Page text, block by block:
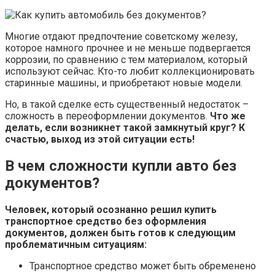
Многие отдают предпочтение советскому железу,
которое намного прочнее и не меньше подвергается
коррозии, по сравнению с тем материалом, который
используют сейчас. Кто-то любит коллекционировать
старинные машины, и приобретают новые модели.
Но, в такой сделке есть существенный недостаток –
сложность в переоформлении документов. Что же
делать, если возникнет такой замкнутый круг? К
счастью, выход из этой ситуации есть!
В чем сложности купли авто без
документов?
Человек, который осознанно решил купить
транспортное средство без оформления
документов, должен быть готов к следующим
проблематичным ситуациям:
Транспортное средство может быть обременено